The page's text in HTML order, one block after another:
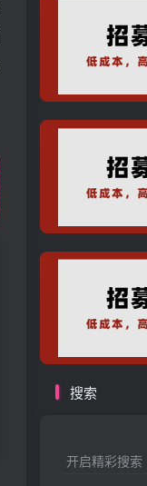
搜索
开启精彩搜索